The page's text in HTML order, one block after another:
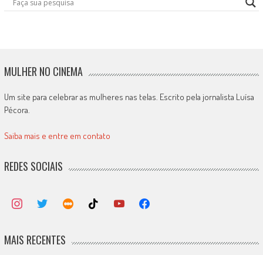
MULHER NO CINEMA
Um site para celebrar as mulheres nas telas. Escrito pela jornalista Luísa
Pécora.
Saiba mais e entre em contato
REDES SOCIAIS
MAIS RECENTES